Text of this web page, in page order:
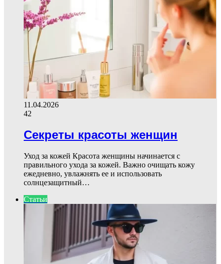
11.04.2026
42
Секреты красоты женщин
Уход за кожей Красота женщины начинается с
правильного ухода за кожей. Важно очищать кожу
ежедневно, увлажнять ее и использовать
солнцезащитный…
Статьи